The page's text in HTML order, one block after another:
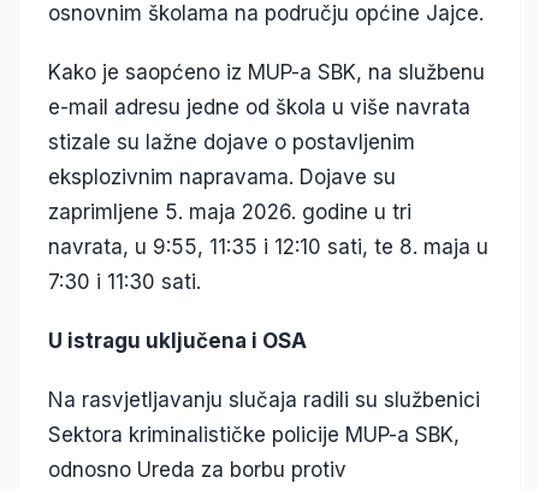
osnovnim školama na području općine Jajce.
Kako je saopćeno iz MUP-a SBK, na službenu
e-mail adresu jedne od škola u više navrata
stizale su lažne dojave o postavljenim
eksplozivnim napravama. Dojave su
zaprimljene 5. maja 2026. godine u tri
navrata, u 9:55, 11:35 i 12:10 sati, te 8. maja u
7:30 i 11:30 sati.
U istragu uključena i OSA
Na rasvjetljavanju slučaja radili su službenici
Sektora kriminalističke policije MUP-a SBK,
odnosno Ureda za borbu protiv